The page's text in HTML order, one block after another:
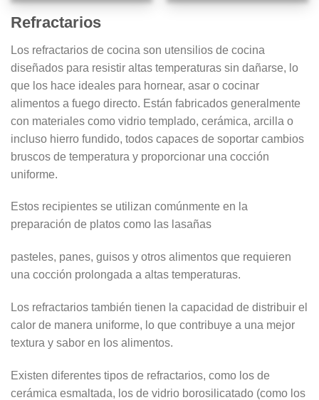
Refractarios
Los refractarios de cocina son utensilios de cocina
diseñados para resistir altas temperaturas sin dañarse, lo
que los hace ideales para hornear, asar o cocinar
alimentos a fuego directo. Están fabricados generalmente
con materiales como vidrio templado, cerámica, arcilla o
incluso hierro fundido, todos capaces de soportar cambios
bruscos de temperatura y proporcionar una cocción
uniforme.
Estos recipientes se utilizan comúnmente en la
preparación de platos como las lasañas
pasteles, panes, guisos y otros alimentos que requieren
una cocción prolongada a altas temperaturas.
Los refractarios también tienen la capacidad de distribuir el
calor de manera uniforme, lo que contribuye a una mejor
textura y sabor en los alimentos.
Existen diferentes tipos de refractarios, como los de
cerámica esmaltada, los de vidrio borosilicatado (como los